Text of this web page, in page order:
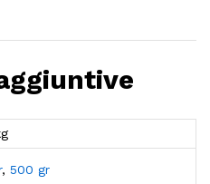
, 500 gr